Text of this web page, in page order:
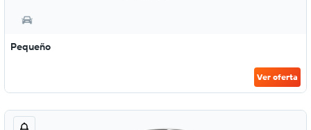
Pequeño
Ver oferta